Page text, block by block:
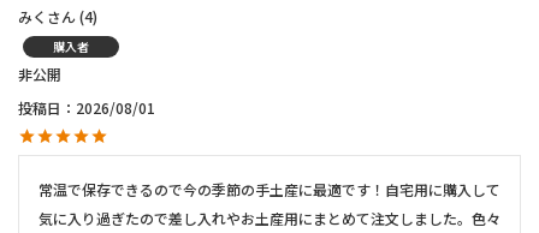
みく 4
購入者
非公開
投稿日
2026/08/01
常温で保存できるので今の季節の手土産に最適です！自宅用に購入して
気に入り過ぎたので差し入れやお土産用にまとめて注文しました。色々